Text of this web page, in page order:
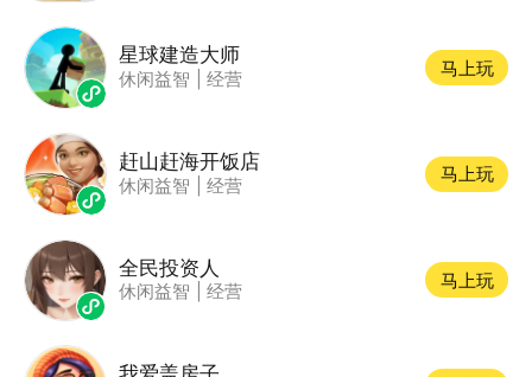
星球建造大师
休闲益智 经营
马上玩
赶山赶海开饭店
休闲益智 经营
马上玩
全民投资人
休闲益智 经营
马上玩